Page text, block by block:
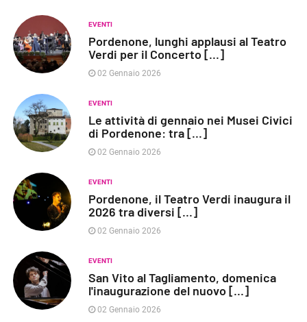
EVENTI
Pordenone, lunghi applausi al Teatro
Verdi per il Concerto [...]
02 Gennaio 2026
EVENTI
Le attività di gennaio nei Musei Civici
di Pordenone: tra [...]
02 Gennaio 2026
EVENTI
Pordenone, il Teatro Verdi inaugura il
2026 tra diversi [...]
02 Gennaio 2026
EVENTI
San Vito al Tagliamento, domenica
l'inaugurazione del nuovo [...]
02 Gennaio 2026